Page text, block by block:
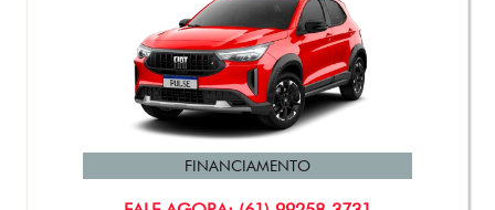
TORO
TORO VOLCANO TURBO 270 FLEX AT6 2026